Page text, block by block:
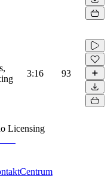
3:16 93
Licensing
Centrum